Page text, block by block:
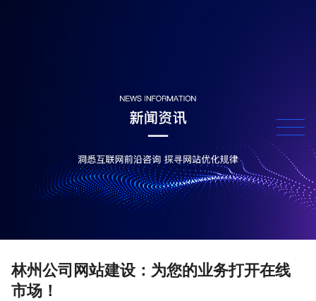
林州公司网站建设：为您的业务打开在线
市场！